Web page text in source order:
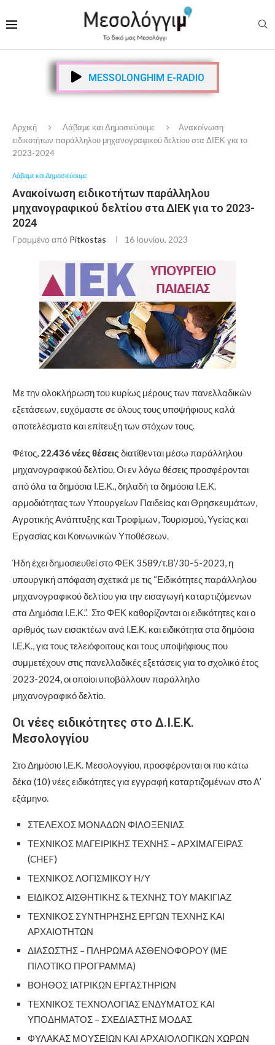
MESSOLONGHIM E-RADIO
Αρχική Λάβαμε και Δημοσιεύουμε
Ανακοίνωση
ειδικοτήτων παράλληλου μηχανογραφικού δελτίου στα ΔΙΕΚ για το
2023-2024
Λάβαμε και Δημοσιεύουμε
Ανακοίνωση ειδικοτήτων παράλληλου
μηχανογραφικού δελτίου στα ΔΙΕΚ για το 2023-
2024
Γραμμένο από Pitkostas 16 Ιουνίου, 2023
Με την ολοκλήρωση του κυρίως μέρους των πανελλαδικών
εξετάσεων, ευχόμαστε σε όλους τους υποψήφιους καλά
αποτελέσματα και επίτευξη των στόχων τους.
Φέτος, 22.436 νέες θέσεις διατίθενται μέσω παράλληλου
μηχανογραφικού δελτίου. Οι εν λόγω θέσεις προσφέρονται
από όλα τα δημόσια Ι.Ε.Κ., δηλαδή τα δημόσια Ι.Ε.Κ.
αρμοδιότητας των Υπουργείων Παιδείας και Θρησκευμάτων,
Αγροτικής Ανάπτυξης και Τροφίμων, Τουρισμού, Υγείας και
Εργασίας και Κοινωνικών Υποθέσεων.
Ήδη έχει δημοσιευθεί στο ΦΕΚ 3589/τ.Β’/30-5-2023, η
υπουργική απόφαση σχετικά με τις “Ειδικότητες παράλληλου
μηχανογραφικού δελτίου για την εισαγωγή καταρτιζόμενων
στα Δημόσια Ι.Ε.Κ.”. Στο ΦΕΚ καθορίζονται οι ειδικότητες και ο
αριθμός των εισακτέων ανά Ι.Ε.Κ. και ειδικότητα στα δημόσια
Ι.Ε.Κ., για τους τελειόφοιτους και τους υποψήφιους που
συμμετέχουν στις πανελλαδικές εξετάσεις για το σχολικό έτος
2023-2024, οι οποίοι υποβάλλουν παράλληλο
μηχανογραφικό δελτίο.
Οι νέες ειδικότητες στο Δ.Ι.Ε.Κ.
Μεσολογγίου
Στο Δημόσιο Ι.Ε.Κ. Μεσολογγίου, προσφέρονται οι πιο κάτω
δέκα (10) νέες ειδικότητες για εγγραφή καταρτιζομένων στο Α’
εξάμηνο.
ΣΤΕΛΕΧΟΣ ΜΟΝΑΔΩΝ ΦΙΛΟΞΕΝΙΑΣ
ΤΕΧΝΙΚΟΣ ΜΑΓΕΙΡΙΚΗΣ ΤΕΧΝΗΣ – ΑΡΧΙΜΑΓΕΙΡΑΣ
(CHEF)
ΤΕΧΝΙΚΟΣ ΛΟΓΙΣΜΙΚΟΥ Η/Υ
ΕΙΔΙΚΟΣ ΑΙΣΘΗΤΙΚΗΣ & ΤΕΧΝΗΣ ΤΟΥ ΜΑΚΙΓΙΑΖ
ΤΕΧΝΙΚΟΣ ΣΥΝΤΗΡΗΣΗΣ ΕΡΓΩΝ ΤΕΧΝΗΣ ΚΑΙ
ΑΡΧΑΙΟΤΗΤΩΝ
ΔΙΑΣΩΣΤΗΣ – ΠΛΗΡΩΜΑ ΑΣΘΕΝΟΦΟΡΟΥ (ΜΕ
ΠΙΛΟΤΙΚΟ ΠΡΟΓΡΑΜΜΑ)
ΒΟΗΘΟΣ ΙΑΤΡΙΚΩΝ ΕΡΓΑΣΤΗΡΙΩΝ
ΤΕΧΝΙΚΟΣ ΤΕΧΝΟΛΟΓΙΑΣ ΕΝΔΥΜΑΤΟΣ ΚΑΙ
ΥΠΟΔΗΜΑΤΟΣ – ΣΧΕΔΙΑΣΤΗΣ ΜΟΔΑΣ
ΦΥΛΑΚΑΣ ΜΟΥΣΕΙΩΝ ΚΑΙ ΑΡΧΑΙΟΛΟΓΙΚΩΝ ΧΩΡΩΝ